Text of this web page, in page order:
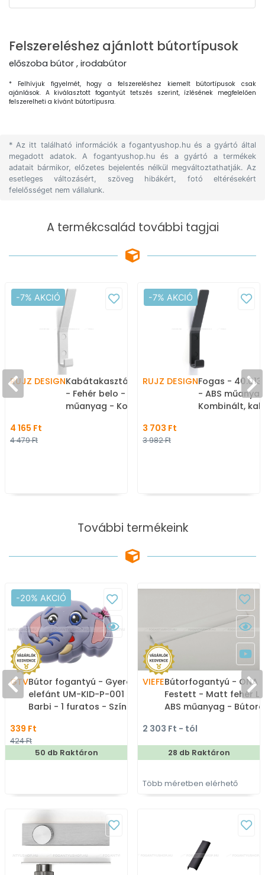
Felszereléshez ajánlott bútortípusok
előszoba bútor , irodabútor
* Felhívjuk figyelmét, hogy a felszereléshez kiemelt bútortípusok csak
ajánlások. A kiválasztott fogantyút tetszés szerint, ízlésének megfelelően
felszerelheti a kívánt bútortípusra.
* Az itt található információk a fogantyushop.hu és a gyártó által
megadott adatok. A fogantyushop.hu és a gyártó a termékek
adatait bármikor, előzetes bejelentés nélkül megváltoztathatják. Az
esetleges változásért, szöveg hibákért, fotó eltérésekért
felelősséget nem vállalunk.
A termékcsalád további tagjai
-7% AKCIÓ
RUJZ DESIGNKabátakasztó - 40.013A
- Fehér belo - ABS
műanyag - Kombinált,
4 165 Ft
4 479 Ft
-7% AKCIÓ
RUJZ DESIGNFogas -
- ABS
Kombinált,
3 703 Ft
3 982 Ft
További termékeink
-20% AKCIÓ
GTVBútor fogantyú - Gyerek
elefánt UM-KID-P-001
Barbi - 1 furatos - Színes
állatos gyerekbútor
fogantyú
339 Ft
424 Ft
50 db Raktáron
VIEFEBútorfogantyú - ONA
Festett - Matt fehér
ABS műanyag -
fém fogantyú
2 303 Ft - tól
28 db Raktáron
Több méretben elérhető